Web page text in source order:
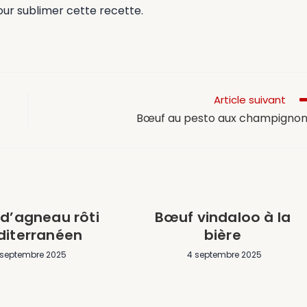
sublimer cette recette.
Article suivant
Bœuf au pesto aux
rôti
2025
Bœuf vindaloo à la
bière
4 septembre 2025